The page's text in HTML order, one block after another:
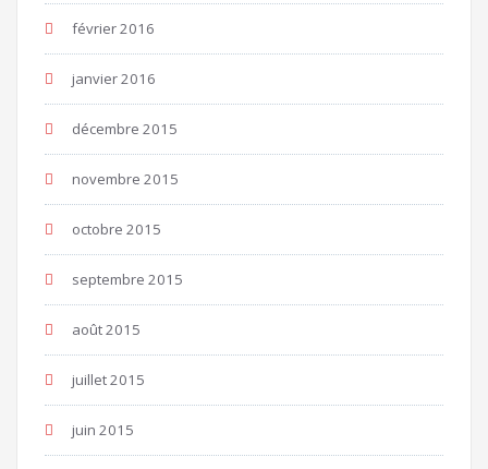
février 2016
janvier 2016
décembre 2015
novembre 2015
octobre 2015
septembre 2015
août 2015
juillet 2015
juin 2015